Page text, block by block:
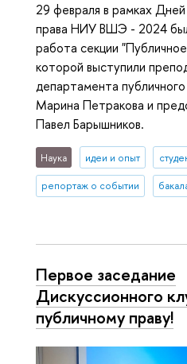
29 февраля в рамках
права НИУ ВШЭ - 2024
работа секции
которой выступили
департамента
Марина Петракова и
Павел Барышников.
Наука идеи и опыт
репортаж о событии
Первое заседание
Дискуссионного
публичному праву!